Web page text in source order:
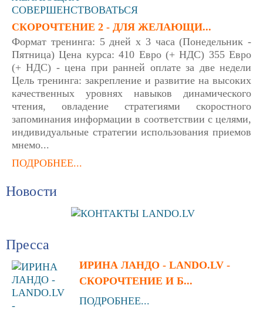
СКОРОЧТЕНИЕ 2 - ДЛЯ ЖЕЛАЮЩИ...
Формат тренинга: 5 дней х 3 часа (Понедельник -
Пятница) Цена курса: 410 Евро (+ НДС) 355 Евро
(+ НДС) - цена при ранней оплате за две недели
Цель тренинга: закрепление и развитие на высоких
качественных уровнях навыков динамического
чтения, овладение стратегиями скоростного
запоминания информации в соответствии с целями,
индивидуальные стратегии использования приемов
мнемо...
ПОДРОБНЕЕ...
Новости
Пресса
ИРИНА ЛАНДО - LANDO.LV -
СКОРОЧТЕНИЕ И Б...
ПОДРОБНЕЕ...